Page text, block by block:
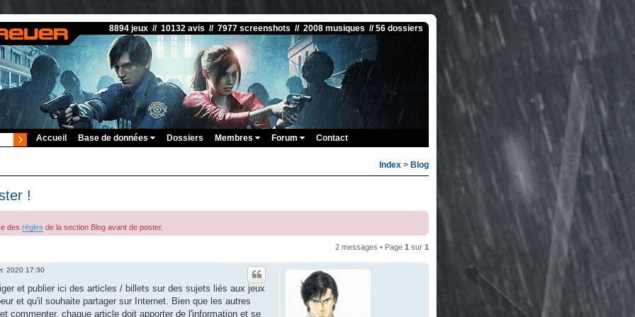
8894 jeux // 10132 avis // 7977 screenshots // 2008 musiques // 56 dossiers
Accueil Base de données Dossiers Membres Forum Contact
Index > Blog
!
des règles de la section Blog avant de poster.
2 messages • Page 1 sur 1
2020 17:30
et publier ici des articles / billets sur des sujets liés aux jeux
et qu'il souhaite partager sur Internet. Bien que les autres
commenter, chaque article doit apporter de l'information et se